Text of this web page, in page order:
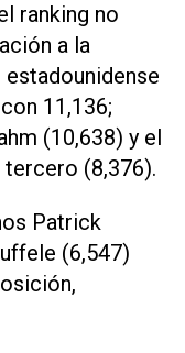
ranking no
a la
11,136;
(10,638) y el
(8,376).
Patrick
(6,547)